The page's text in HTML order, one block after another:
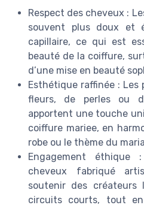
Respect des cheveux :
souvent plus doux et
capillaire, ce qui est
beauté de la coiffure,
d’une mise en beauté
Esthétique raffinée : Les
fleurs, de perles ou
apportent une touche
coiffure mariee, en
robe ou le thème du
Engagement éthique
cheveux fabriqué
soutenir des créateurs
circuits courts, tout